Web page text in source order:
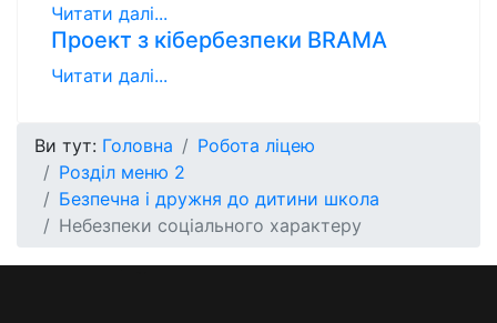
Читати далі...
Проект з кібербезпеки BRAMA
Читати далі...
Ви тут: Головна
Робота ліцею
Розділ меню 2
Безпечна і дружня до дитини школа
Небезпеки соціального характеру